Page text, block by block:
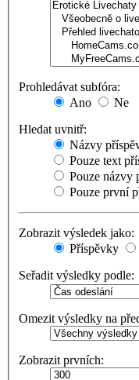
Prohledávat subfóra:
Ano
Ne
Hledat uvnitř:
Názvy
Pouze text
Pouze názvy
Pouze první
Zobrazit výsledek jako:
Příspěvky
Seřadit výsledky podle:
Omezit výsledky na
Zobrazit prvních: